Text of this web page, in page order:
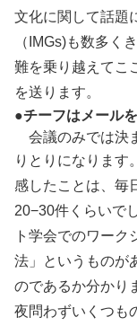
文化に関して話題
（IMGs)も数多く
難を乗り越えてこ
を送ります。
●チーフはメール
会議のみでは決
りとりになります。
感したことは、毎
20−30件くらいで
ト学会でのワー
法」というものが
のであるか分かり
夜問わずいくつも